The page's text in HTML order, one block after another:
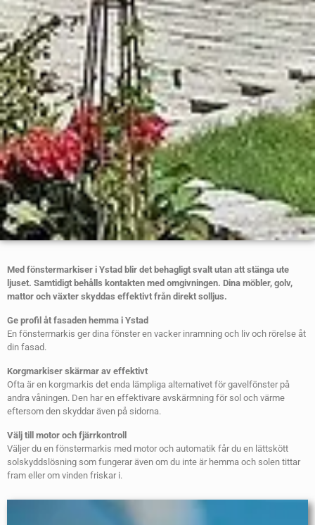
Med fönstermarkiser i Ystad blir det behagligt svalt utan att stänga ute
ljuset. Samtidigt behålls kontakten med omgivningen. Dina möbler, golv,
mattor och växter skyddas effektivt från direkt solljus.
Ge profil åt fasaden hemma i Ystad
En fönstermarkis ger dina fönster en vacker inramning och liv och rörelse åt
din fasad.
Korgmarkiser skärmar av effektivt
Ofta är en korgmarkis det enda lämpliga alternativet för gavelfönster på
andra våningen. Den har en effektivare avskärmning för sol och värme
eftersom den skyddar även på sidorna.
Välj till motor och fjärrkontroll
Väljer du en fönstermarkis med motor och automatik får du en lättskött
solskyddslösning som fungerar även om du inte är hemma och solen tittar
fram eller om vinden friskar i.